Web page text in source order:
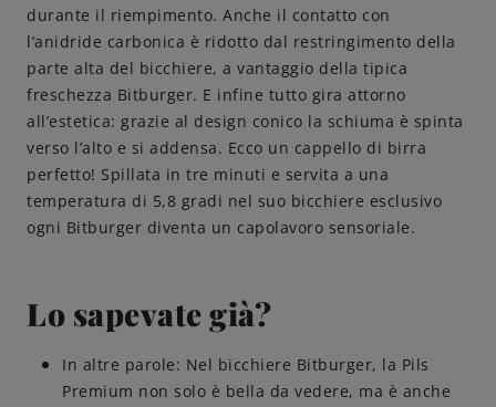
Benvenuti
Birrificio
Sostenibilità
Amicizie di birra
durante il riempimento. Anche il contatto con
l’anidride carbonica è ridotto dal restringimento della
parte alta del bicchiere, a vantaggio della tipica
freschezza Bitburger. E infine tutto gira attorno
all’estetica: grazie al design conico la schiuma è spinta
verso l’alto e si addensa. Ecco un cappello di birra
perfetto! Spillata in tre minuti e servita a una
temperatura di 5,8 gradi nel suo bicchiere esclusivo
ogni Bitburger diventa un capolavoro sensoriale.
Lo sapevate già?
In altre parole: Nel bicchiere Bitburger, la Pils
Premium non solo è bella da vedere, ma è anche